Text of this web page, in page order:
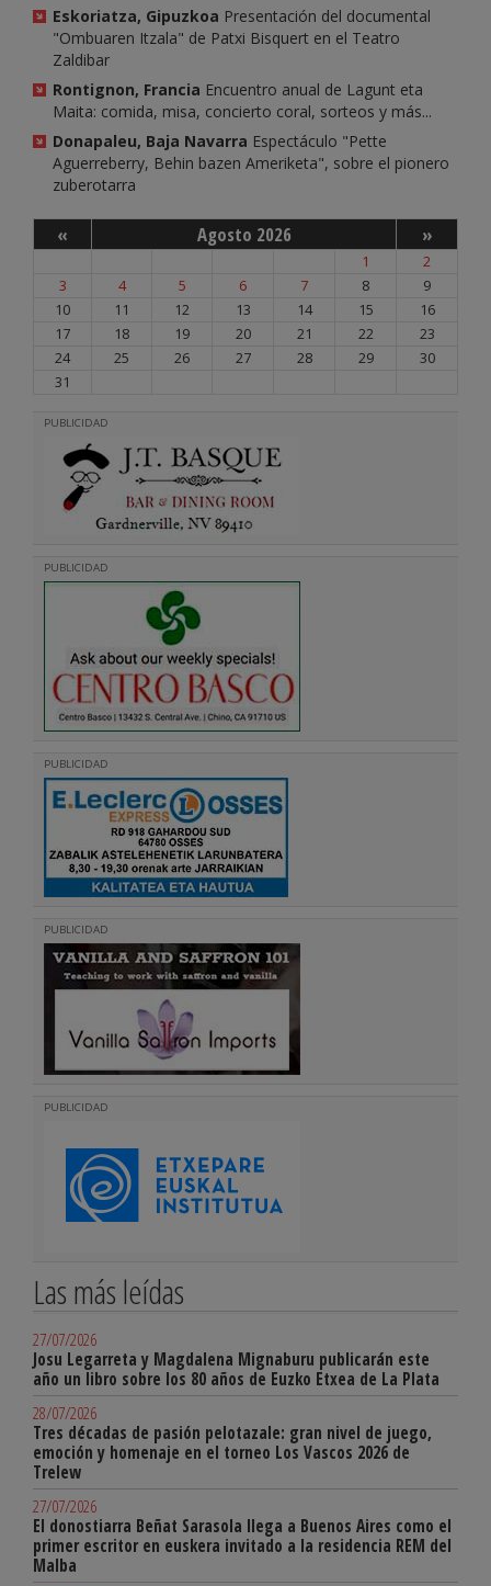
Eskoriatza, Gipuzkoa Presentación del documental
"Ombuaren Itzala" de Patxi Bisquert en el Teatro
Zaldibar
Rontignon, Francia Encuentro anual de Lagunt eta
Maita: comida, misa, concierto coral, sorteos y más...
Donapaleu, Baja Navarra Espectáculo "Pette
Aguerreberry, Behin bazen Ameriketa", sobre el pionero
zuberotarra
« Agosto 2026 »
1
2
3
4 5 6 7 8
9
10
11 12 13 14 15
16
17
18 19 20 21 22
23
24
25 26 27 28 29
30
31
PUBLICIDAD
PUBLICIDAD
PUBLICIDAD
PUBLICIDAD
PUBLICIDAD
Las más leídas
27/07/2026
Josu Legarreta y Magdalena Mignaburu publicarán este
año un libro sobre los 80 años de Euzko Etxea de La Plata
28/07/2026
Tres décadas de pasión pelotazale: gran nivel de juego,
emoción y homenaje en el torneo Los Vascos 2026 de
Trelew
27/07/2026
El donostiarra Beñat Sarasola llega a Buenos Aires como el
primer escritor en euskera invitado a la residencia REM del
Malba